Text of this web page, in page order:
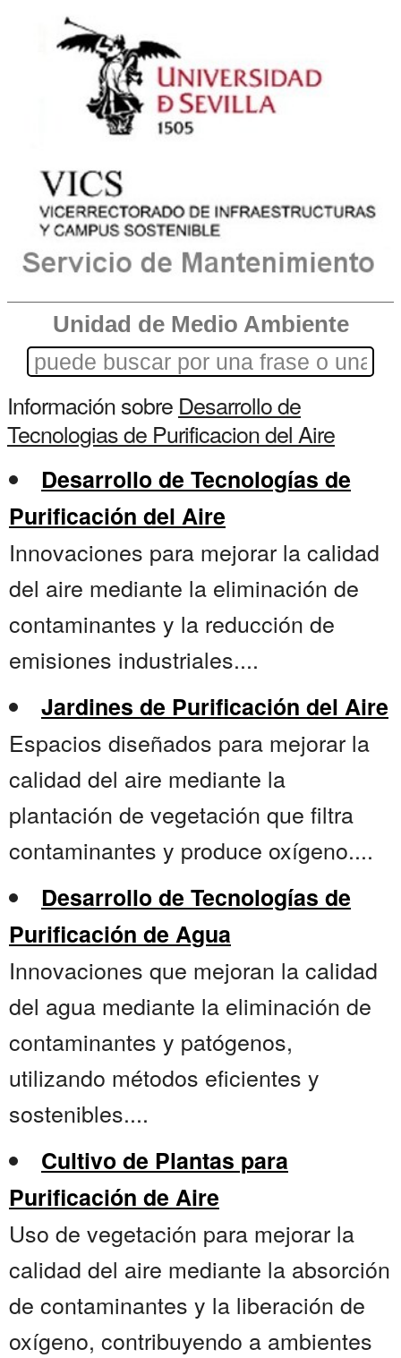
Unidad de Medio Ambiente
Información sobre Desarrollo de
Tecnologias de Purificacion del Aire
Desarrollo de Tecnologías de
Purificación del Aire
Innovaciones para mejorar la calidad
del aire mediante la eliminación de
contaminantes y la reducción de
emisiones industriales....
Jardines de Purificación del Aire
Espacios diseñados para mejorar la
calidad del aire mediante la
plantación de vegetación que filtra
contaminantes y produce oxígeno....
Desarrollo de Tecnologías de
Purificación de Agua
Innovaciones que mejoran la calidad
del agua mediante la eliminación de
contaminantes y patógenos,
utilizando métodos eficientes y
sostenibles....
Cultivo de Plantas para
Purificación de Aire
Uso de vegetación para mejorar la
calidad del aire mediante la absorción
de contaminantes y la liberación de
oxígeno, contribuyendo a ambientes